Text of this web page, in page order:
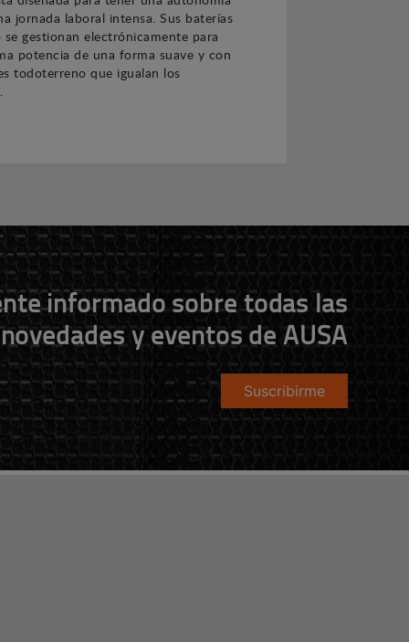
jornada laboral intensa. Sus baterías
gestionan electrónicamente para
potencia de una forma suave y con
todoterreno que igualan los
informado sobre todas las
novedades y eventos de AUSA
Suscribirme